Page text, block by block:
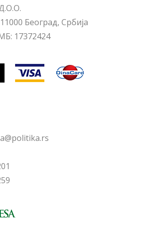
Београд, Србија
17372424